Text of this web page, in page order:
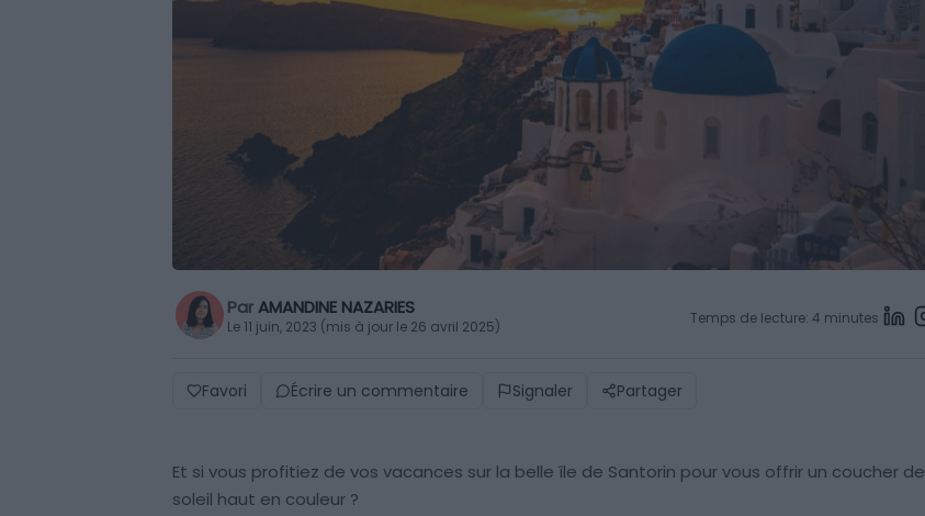
ParAMANDINE NAZARIES
Le 11 juin, 2023 (mis à jour le 26 avril 2025) Temps de lecture: 4 minutes
Favori Écrire un commentaire Signaler Partager
Et si vous profitiez de vos vacances sur la belle île de Santorin pour vous offrir un coucher de
soleil haut en couleur ?